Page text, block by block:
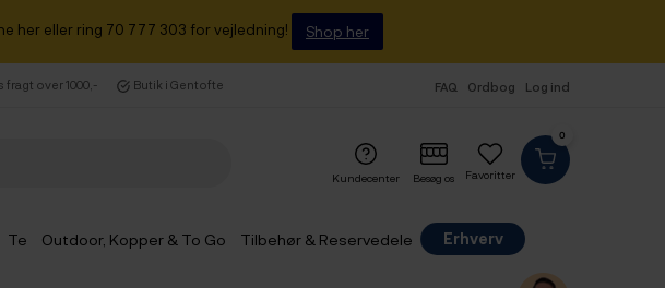
her eller ring 70 777 303 for vejledning! Shop her
fragt over 1000,- Butik i Gentofte FAQ Ordbog Log ind
0
Favoritter
Kundecenter Besøg os
Te Outdoor, Kopper & To Go Tilbehør & Reservedele
Erhverv